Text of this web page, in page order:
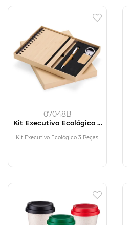
07048B
Kit Executivo Ecológico 3
Kit Executivo Ecológico 3 Peças.